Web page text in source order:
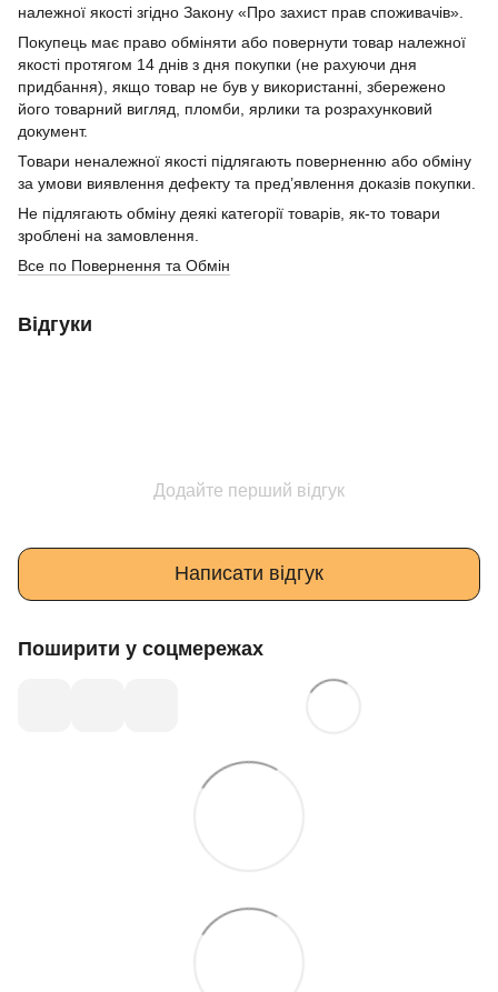
належної якості згідно Закону «Про захист прав споживачів».
Покупець має право обміняти або повернути товар належної
якості протягом 14 днів з дня покупки (не рахуючи дня
придбання), якщо товар не був у використанні, збережено
його товарний вигляд, пломби, ярлики та розрахунковий
документ.
Товари неналежної якості підлягають поверненню або обміну
за умови виявлення дефекту та пред’явлення доказів покупки.
Не підлягають обміну деякі категорії товарів, як-то товари
зроблені на замовлення.
Все по Повернення та Обмін
Відгуки
Додайте перший відгук
Написати відгук
Поширити у соцмережах